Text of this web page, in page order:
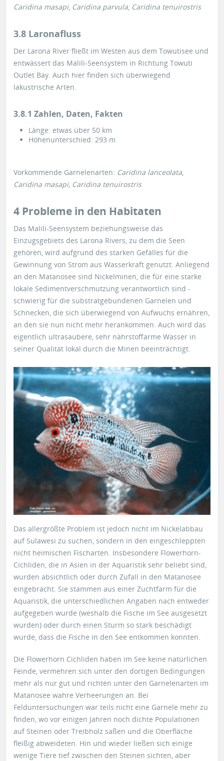
Caridina masapi, Caridina parvula Caridina tenuirostris
3.8 Laronafluss
Der Larona River fließt im Westen aus dem Towutisee und
entwässert das Malili-Seensystem in Richtung Towuti
Outlet Bay. Auch hier finden sich überwiegend
lakustrische Arten.
3.8.1 Zahlen, Daten, Fakten
Länge: etwas über 50 km
Höhenunterschied: 293 m
Vorkommende Garnelenarten: Caridina lanceolata
Caridina masapi, Caridina tenuirostris
4 Probleme in den Habitaten
Das Malili-Seensystem beziehungsweise das
Einzugsgebiets des Larona Rivers, zu dem die Seen
gehören, wird aufgrund des starken Gefälles für die
Gewinnung von Strom aus Wasserkraft genutzt. Anliegend
an den Matanosee sind Nickelminen, die für eine starke
lokale Sedimentverschmutzung verantwortlich sind -
schwierig für die substratgebundenen Garnelen und
Schnecken, die sich überwiegend von Aufwuchs ernähren,
an den sie nun nicht mehr herankommen. Auch wird das
eigentlich ultrasaubere, sehr nährstoffarme Wasser in
seiner Qualität lokal durch die Minen beeinträchtigt.
Das allergrößte Problem ist jedoch nicht im Nickelabbau
auf Sulawesi zu suchen, sondern in den eingeschleppten
nicht heimischen Fischarten. Insbesondere Flowerhorn-
Cichliden, die in Asien in der Aquaristik sehr beliebt sind,
wurden absichtlich oder durch Zufall in den Matanosee
eingebracht. Sie stammen aus einer Zuchtfarm für die
Aquaristik, die unterschiedlichen Angaben nach entweder
aufgegeben wurde (weshalb die Fische im See ausgesetzt
wurden) oder durch einen Sturm so stark beschädigt
wurde, dass die Fische in den See entkommen konnten.
Die Flowerhorn Cichliden haben im See keine natürlichen
Feinde, vermehren sich unter den dortigen Bedingungen
mehr als nur gut und richten unter den Garnelenarten im
Matanosee wahre Verheerungen an. Bei
Felduntersuchungen war teils nicht eine Garnele mehr zu
finden, wo vor einigen Jahren noch dichte Populationen
auf Steinen oder Treibholz saßen und die Oberfläche
fleißig abweideten. Hin und wieder ließen sich einige
wenige Tiere tief zwischen den Steinen sichten, aber